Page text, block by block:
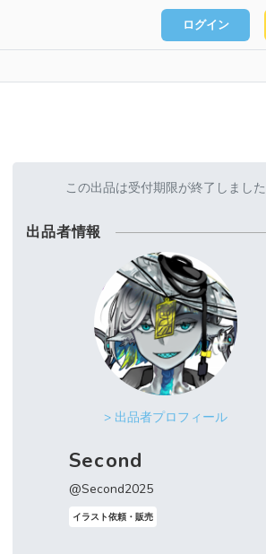
ログイン
この出品は受付期限が終了しました
出品者情報
> 出品者プロフィール
Second
@Second2025
イラスト依頼・販売